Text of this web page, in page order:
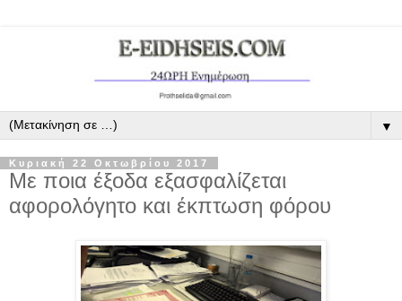
▼
Κυριακή 22 Οκτωβρίου 2017
Με ποια έξοδα εξασφαλίζεται
αφορολόγητο και έκπτωση φόρου